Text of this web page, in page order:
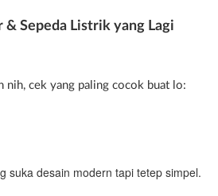
& Sepeda Listrik yang Lagi
nih, cek yang paling cocok buat lo:
suka desain modern tapi tetep simpel.